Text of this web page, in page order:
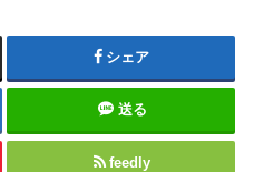
シェア
送る
feedly